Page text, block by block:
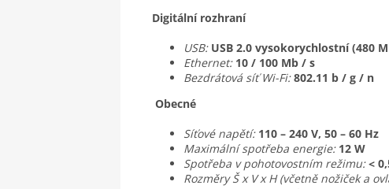
Digitální rozhraní
USB: USB 2.0 vysokorychlostní (480
Ethernet: 10 / 100 Mb / s
Bezdrátová síť Wi-Fi: 802.11 b / g / n
Obecné
Síťové napětí: 110 – 240 V, 50 – 60 Hz
Maximální spotřeba energie: 12 W
Spotřeba v pohotovostním režimu: <
Rozměry Š x V x H (včetně nožiček a